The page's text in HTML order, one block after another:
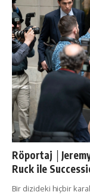
Röportaj
Ruck ile
Bir dizideki hiçbir